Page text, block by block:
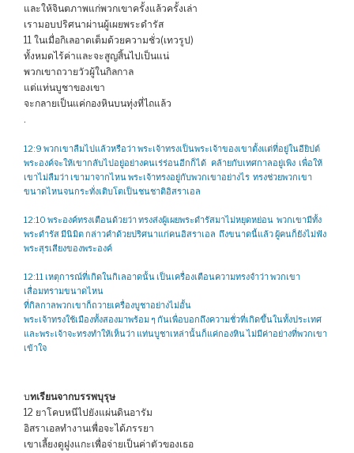
และให้จินตภาพแก่พวกเขาครั้งแล้วครั้งเล่า
เรามอบปริศนาผ่านผู้เผยพระดำรัส
11 ในเมื่อกิเลอาดเต็มด้วยความชั่ว(เทวรูป)
ทั้งหมดไร้ค่าและจะสูญสิ้นไปเป็นแน่
พวกเขาถวายวัวผู้ในกิลกาล
แต่แท่นบูชาของเขา
จะกลายเป็นแค่กองหินบนทุ่งที่ไถแล้ว
.
12:9 พวกเขาลืมไปแล้วหรือว่า พระเจ้าทรงเป็นพระเจ้าของเขาตั้งแต่ที่อยู่ในอียิปต์
พระองค์จะให้เขากลับไปอยู่อย่างคนเร่ร่อนอีกก็ได้ คล้ายกับเทศกาลอยู่เพิง เพื่อให้
เขาไม่ลืมว่า เขามาจากไหน พระเจ้าทรงอยู่กับพวกเขาอย่างไร ทรงช่วยพวกเขา
ขนาดไหนจนกระทั่งเติบโตเป็นชนชาติอิสราเอล
12:10 พระองค์ทรงเตือนด้วยว่า ทรงส่งผู้เผยพระดำรัสมาไม่หยุดหย่อน พวกเขามีทั้ง
พระดำรัส มีนิมิต กล่าวคำด้วยปริศนาแก่คนอิสราเอล ถึงขนาดนี้แล้ว ผู้คนก็ยังไม่ฟัง
พระสุรเสียงของพระองค์
12:11 เหตุการณ์ที่เกิดในกิเลอาดนั้น เป็นเครื่องเตือนความทรงจำว่า พวกเขา
เสื่อมทรามขนาดไหน
ที่กิลกาลพวกเขาก็ถวายเครื่องบูชาอย่างไม่อั้น
พระเจ้าทรงใช้เมืองทั้งสองมาพร้อม ๆ กันเพื่อบอกถึงความชั่วที่เกิดขึ้นในทั้งประเทศ
และพระเจ้าจะทรงทำให้เห็นว่า แท่นบูชาเหล่านั้นก็แค่กองหิน ไม่มีค่าอย่างที่พวกเขา
เข้าใจ
บทเรียนจากบรรพบุรุษ
12 ยาโคบหนีไปยังแผ่นดินอารัม
อิสราเอลทำงานเพื่อจะได้ภรรยา
เขาเลี้ยงดูฝูงแกะเพื่อจ่ายเป็นค่าตัวของเธอ